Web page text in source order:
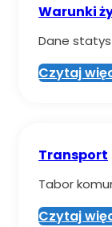
Warunki
Dane
Czytaj
Transport
Tabor
Czytaj